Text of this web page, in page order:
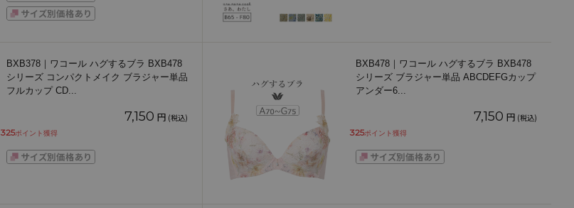
BXB378｜ワコール ハグするブラ BXB478
シリーズ コンパクトメイク ブラジャー単品
フルカップ CD...
7,150 円 (税込)
325ポイント獲得
BXB478｜ワコール ハグするブラ BXB478
シリーズ ブラジャー単品 ABCDEFGカップ
アンダー6...
7,150 円 (税込)
325ポイント獲得